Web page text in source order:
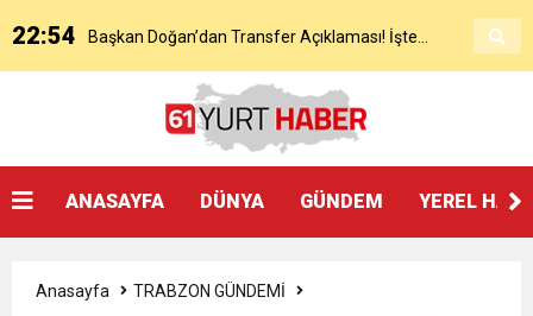
KAP’a Bildirdi
22:54 Başkan Doğan’dan Transfer Açıklaması! İşte
Mohamed Salah’ın Trabzon’da İlk Sözleri!
ANASAYFA DÜNYA GÜNDEM YEREL
Anasayfa TRABZON GÜNDEMİ